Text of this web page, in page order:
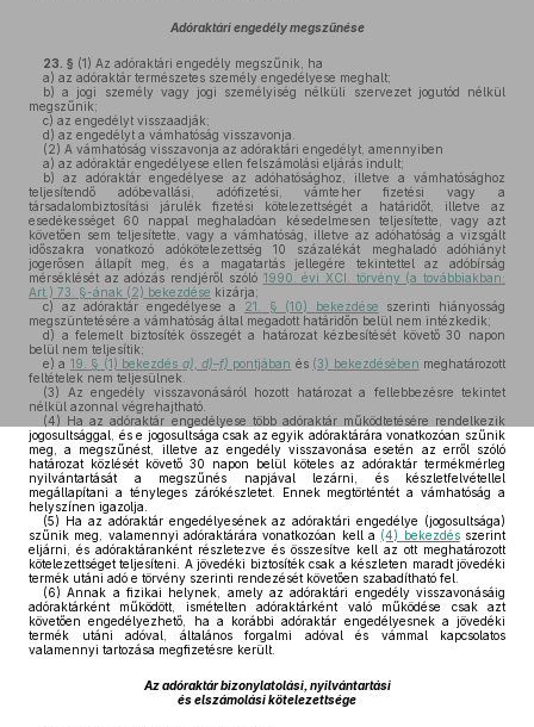
Adóraktári engedély megszűnése
23. § (1) Az adóraktári engedély megszűnik, ha
a) az adóraktár természetes személy engedélyese meghalt;
b) a jogi személy vagy jogi személyiség nélküli szervezet jogutód nélkül
megszűnik;
c) az engedélyt visszaadják;
d) az engedélyt a vámhatóság visszavonja.
(2) A vámhatóság visszavonja az adóraktári engedélyt, amennyiben
a) az adóraktár engedélyese ellen felszámolási eljárás indult;
b) az adóraktár engedélyese az adóhatósághoz, illetve a vámhatósághoz
teljesítendő adóbevallási, adófizetési, vámteher fizetési vagy a
társadalombiztosítási járulék fizetési kötelezettségét a határidőt, illetve az
esedékességet 60 nappal meghaladóan késedelmesen teljesítette, vagy azt
követően sem teljesítette, vagy a vámhatóság, illetve az adóhatóság a vizsgált
időszakra vonatkozó adókötelezettség 10 százalékát meghaladó adóhiányt
jogerősen állapít meg, és a magatartás jellegére tekintettel az adóbírság
mérséklését az adózás rendjéről szóló 1990. évi XCI. törvény (a továbbiakban:
Art.) 73. §-ának (2) bekezdése kizárja;
c) az adóraktár engedélyese a 21. § (10) bekezdése szerinti hiányosság
megszüntetésére a vámhatóság által megadott határidőn belül nem intézkedik;
d) a felemelt biztosíték összegét a határozat kézbesítését követő 30 napon
belül nem teljesítik;
e) a 19. § (1) bekezdés a), d)–f) pontjában és (3) bekezdésében meghatározott
feltételek nem teljesülnek.
(3) Az engedély visszavonásáról hozott határozat a fellebbezésre tekintet
nélkül azonnal végrehajtható.
(4) Ha az adóraktár engedélyese több adóraktár működtetésére rendelkezik
jogosultsággal, és e jogosultsága csak az egyik adóraktárára vonatkozóan szűnik
meg, a megszűnést, illetve az engedély visszavonása esetén az erről szóló
határozat közlését követő 30 napon belül köteles az adóraktár termékmérleg
nyilvántartását a megszűnés napjával lezárni, és készletfelvétellel
megállapítani a tényleges zárókészletet. Ennek megtörténtét a vámhatóság a
helyszínen igazolja.
(5) Ha az adóraktár engedélyesének az adóraktári engedélye (jogosultsága)
szűnik meg, valamennyi adóraktárára vonatkozóan kell a (4) bekezdésszerint
eljárni, és adóraktáranként részletezve és összesítve kell az ott meghatározott
kötelezettséget teljesíteni. A jövedéki biztosíték csak a készleten maradt jövedéki
termék utáni adó e törvény szerinti rendezését követően szabadítható fel.
(6) Annak a fizikai helynek, amely az adóraktári engedély visszavonásáig
adóraktárként működött, ismételten adóraktárként való működése csak azt
követően engedélyezhető, ha a korábbi adóraktár engedélyesnek a jövedéki
termék utáni adóval, általános forgalmi adóval és vámmal kapcsolatos
valamennyi tartozása megfizetésre került.
Az adóraktár bizonylatolási, nyilvántartási
és elszámolási kötelezettsége